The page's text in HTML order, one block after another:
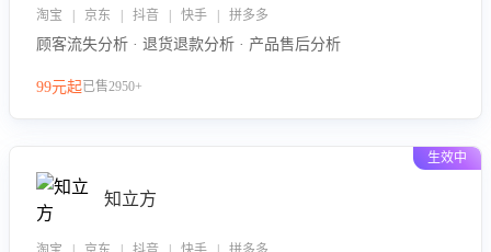
淘宝 | 京东 | 抖音 | 快手 | 拼多多
顾客流失分析 · 退货退款分析 · 产品售后分析
99元起已售2950+
生效中
知立方